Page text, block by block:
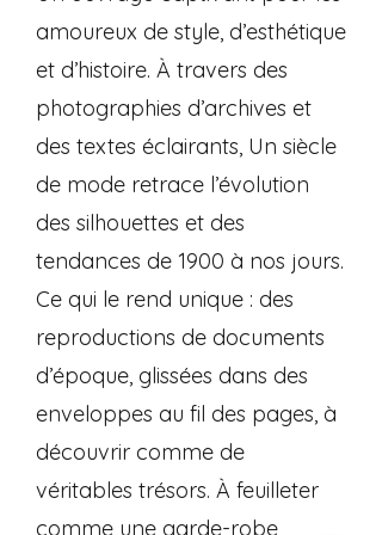
amoureux de style, d’esthétique
et d’histoire. À travers des
photographies d’archives et
des textes éclairants, Un siècle
de mode retrace l’évolution
des silhouettes et des
tendances de 1900 à nos jours.
Ce qui le rend unique : des
reproductions de documents
d’époque, glissées dans des
enveloppes au fil des pages, à
découvrir comme de
véritables trésors. À feuilleter
comme une garde-robe